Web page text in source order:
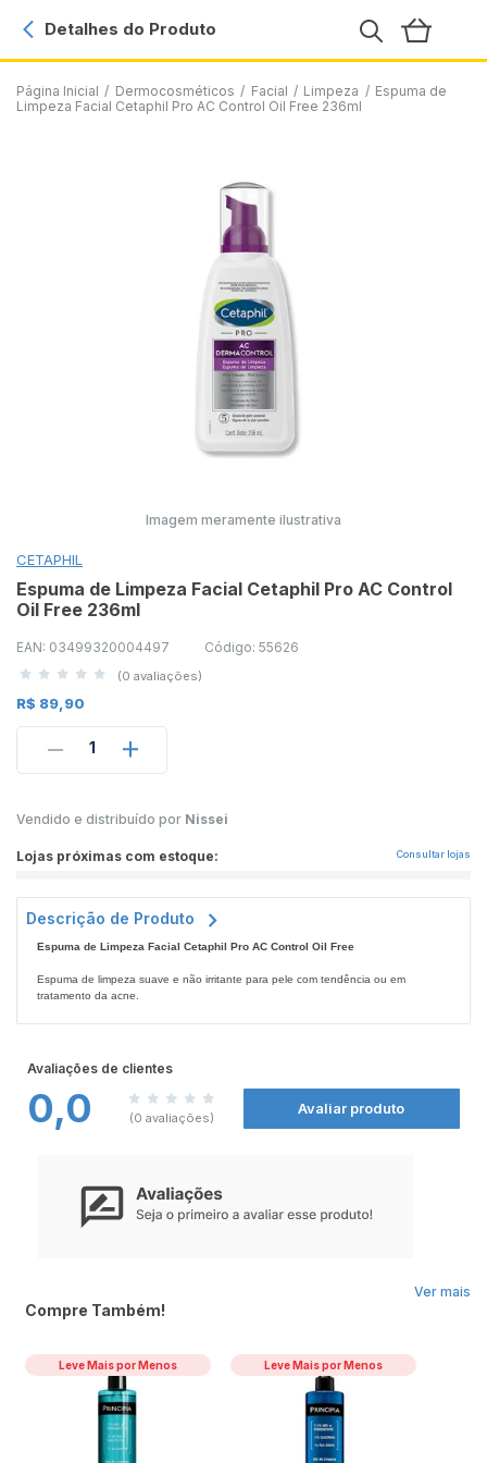
Página Inicial / Dermocosméticos / Facial / Limpeza / Espuma de
Limpeza Facial Cetaphil Pro AC Control Oil Free 236ml
Detalhes do Produto
Imagem meramente ilustrativa
CETAPHIL
Espuma de Limpeza Facial Cetaphil Pro AC Control
Oil Free 236ml
EAN: 03499320004497 Código: 55626
(0 avaliações)
R$ 89,90
1
Vendido e distribuído por Nissei
Lojas próximas com estoque: Consultar lojas
Descrição de Produto
Espuma de Limpeza Facial Cetaphil Pro AC Control Oil Free
Espuma de limpeza suave e não irritante para pele com tendência ou em
tratamento da acne.
Benefícios do Produto: Limpa sem ressecar e acalma a pele irritada
Local de Utilização do Produto:
Modo de Usar:
Aplicar no rosto com movimentos circulares e enxaguar. Utilize diariamente antes
Mantenha o produto longe do alcance das crianças. Se ocorrer irritação,
interrompa o uso. Em caso de ingestão acidental, procure atendimento médico.
Conservar em temperatura ambinete e ao abrigo do sol. Uso externo.
- Fórmula com seboreguladores, desenvolvida para peles oleosas;
- Limpa profundamente e ajuda a desobstruir os poros;
Avaliações de clientes
0,0 (0 avaliações)
Avaliar produto
Ver mais
Compre Também!
Leve Mais por Menos Leve Mais por Menos